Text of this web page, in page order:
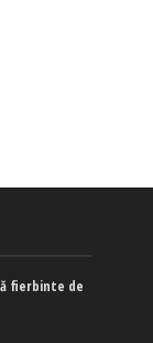
fierbinte de